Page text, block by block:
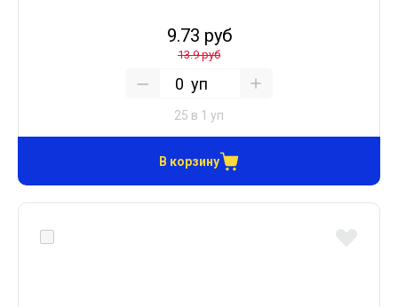
9.73 руб
13.9 руб
уп
25 в 1 уп
В корзину